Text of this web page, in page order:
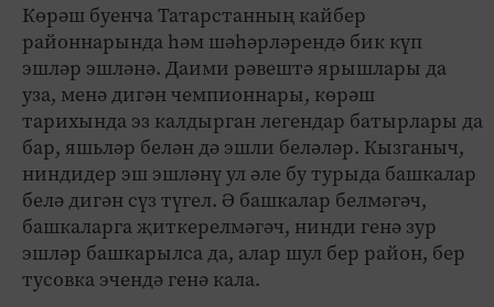
Көрәш буенча Татарстанның кайбер
районнарында һәм шәһәрләрендә бик күп
эшләр эшләнә. Даими рәвештә ярышлары да
уза, менә дигән чемпионнары, көрәш
тарихында эз калдырган легендар батырлары да
бар, яшьләр белән дә эшли беләләр. Кызганыч,
ниндидер эш эшләнү ул әле бу турыда башкалар
белә дигән сүз түгел. Ә башкалар белмәгәч,
башкаларга җиткерелмәгәч, нинди генә зур
эшләр башкарылса да, алар шул бер район, бер
тусовка эчендә генә кала.